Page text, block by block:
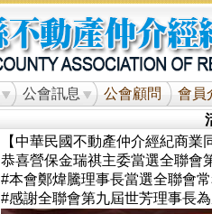
公會訊息 公會顧問
會員
【中華民國不動產仲介經紀商
恭喜營保金瑞祺主委當選全聯會
#本會鄭煒騰理事長當選全聯會
#感謝全聯會第九屆世芳理事長